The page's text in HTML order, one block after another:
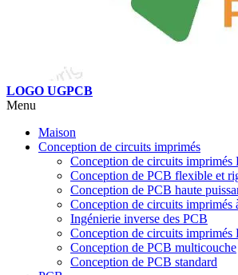
LOGO UGPCB
Menu
Maison
Conception de circuits imprimés
Conception de circuits imprimés
Conception de PCB flexible et
Conception de PCB haute
Conception de circuits imprimés
Ingénierie inverse des PCB
Conception de circuits imprimés
Conception de PCB multicouche
Conception de PCB standard